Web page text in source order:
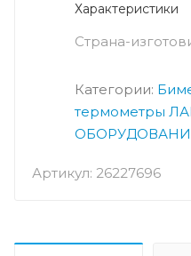
Артикул: 26227696
Характеристики
Страна-
Категории:
термометры